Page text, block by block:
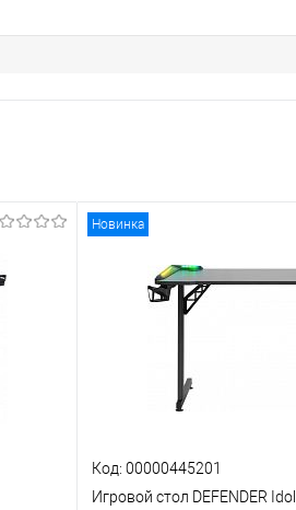
Новинка
Код: 00000445201
Игровой стол DEFENDER